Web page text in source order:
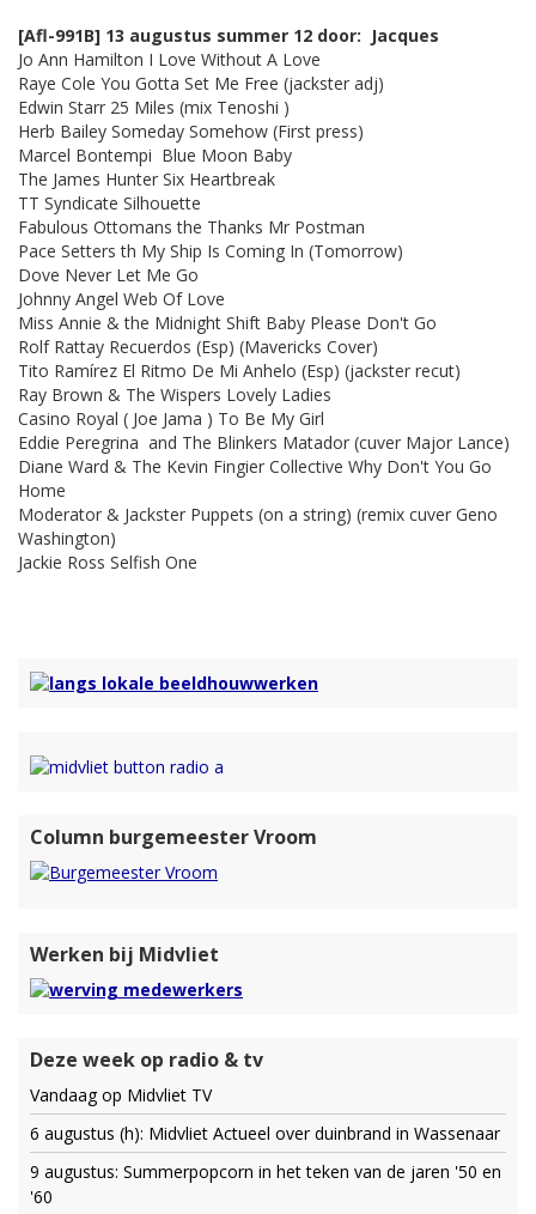
[Afl-991B] 13 augustus summer 12 door: Jacques
Jo Ann Hamilton I Love Without A Love
Raye Cole You Gotta Set Me Free (jackster adj)
Edwin Starr 25 Miles (mix Tenoshi )
Herb Bailey Someday Somehow (First press)
Marcel Bontempi Blue Moon Baby
The James Hunter Six Heartbreak
TT Syndicate Silhouette
Fabulous Ottomans the Thanks Mr Postman
Pace Setters th My Ship Is Coming In (Tomorrow)
Dove Never Let Me Go
Johnny Angel Web Of Love
Miss Annie & the Midnight Shift Baby Please Don't Go
Rolf Rattay Recuerdos (Esp) (Mavericks Cover)
Tito Ramírez El Ritmo De Mi Anhelo (Esp) (jackster recut)
Ray Brown & The Wispers Lovely Ladies
Casino Royal ( Joe Jama ) To Be My Girl
Eddie Peregrina and The Blinkers Matador (cuver Major Lance)
Diane Ward & The Kevin Fingier Collective Why Don't You Go
Home
Moderator & Jackster Puppets (on a string) (remix cuver Geno
Washington)
Jackie Ross Selfish One
Column burgemeester Vroom
Werken bij Midvliet
Deze week op radio & tv
Vandaag op Midvliet TV
6 augustus (h): Midvliet Actueel over duinbrand in Wassenaar
9 augustus: Summerpopcorn in het teken van de jaren '50 en
'60